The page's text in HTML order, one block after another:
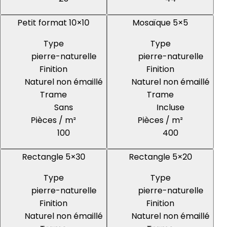
Petit format 10×10
Type
pierre-naturelle
Finition
Naturel non émaillé
Trame
Sans
Pièces / m²
100
Mosaïque 5×5
Type
pierre-naturelle
Finition
Naturel non émaillé
Trame
Incluse
Pièces / m²
400
Rectangle 5×30
Type
pierre-naturelle
Finition
Naturel non émaillé
Rectangle 5×20
Type
pierre-naturelle
Finition
Naturel non émaillé